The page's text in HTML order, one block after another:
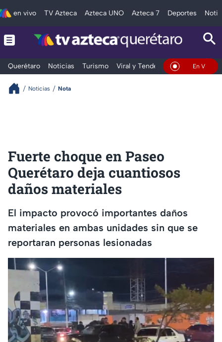
en vivo TV Azteca Azteca UNO Azteca 7 Deportes
Querétaro Noticias Turismo Viral y Tendencia ClimaEn Vivo
Noticias Nota
Fuerte choque en Paseo
Querétaro deja cuantiosos
daños materiales
El impacto provocó importantes daños
materiales en ambas unidades sin que se
reportaran personas lesionadas